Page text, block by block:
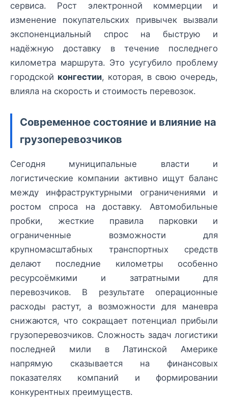
сервиса. Рост электронной коммерции и
изменение покупательских привычек вызвали
экспоненциальный спрос на быструю и
надёжную доставку в течение последнего
километра маршрута. Это усугубило проблему
городской конгестии, которая, в свою очередь,
влияла на скорость и стоимость перевозок.
Современное состояние и влияние на
грузоперевозчиков
Сегодня муниципальные власти и
логистические компании активно ищут баланс
между инфраструктурными ограничениями и
ростом спроса на доставку. Автомобильные
пробки, жесткие правила парковки и
ограниченные возможности для
крупномасштабных транспортных средств
делают последние километры особенно
ресурсоёмкими и затратными для
перевозчиков. В результате операционные
расходы растут, а возможности для маневра
снижаются, что сокращает потенциал прибыли
грузоперевозчиков. Сложность задач логистики
последней мили в Латинской Америке
напрямую сказывается на финансовых
показателях компаний и формировании
конкурентных преимуществ.